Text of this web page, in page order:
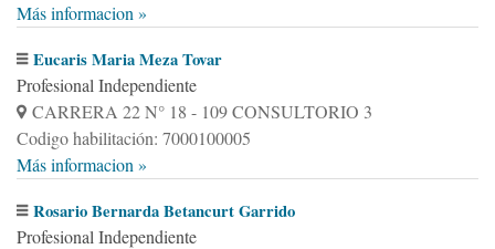
Más informacion »
Eucaris Maria Meza Tovar
Profesional Independiente
CARRERA 22 N° 18 - 109 CONSULTORIO 3
Codigo habilitación: 7000100005
Más informacion »
Rosario Bernarda Betancurt Garrido
Profesional Independiente